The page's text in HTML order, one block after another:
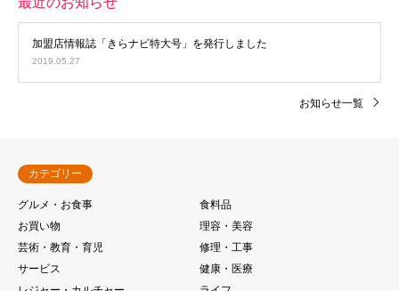
加盟店情報誌「きらナビ特大号」を発行しました
2019.05.27
お知らせ一覧
カテゴリー
グルメ・お食事
食料品
お買い物
理容・美容
芸術・教育・育児
修理・工事
サービス
健康・医療